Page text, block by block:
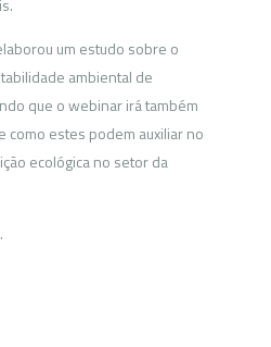
um estudo sobre o
ambiental de
que o webinar irá também
estes podem auxiliar no
ecológica no setor da